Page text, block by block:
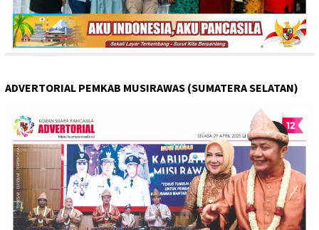
ADVERTORIAL PEMKAB MUSIRAWAS (SUMATERA SELATAN)